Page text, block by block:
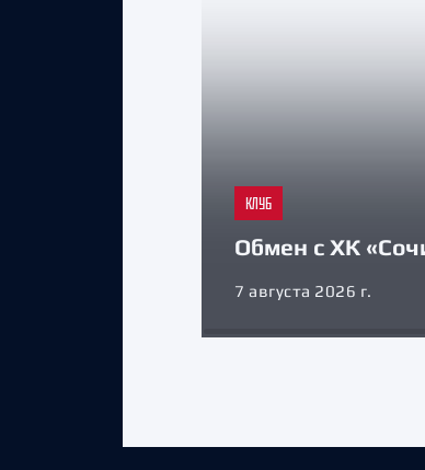
КЛУБ
Обмен с ХК
7 августа 2026 г.